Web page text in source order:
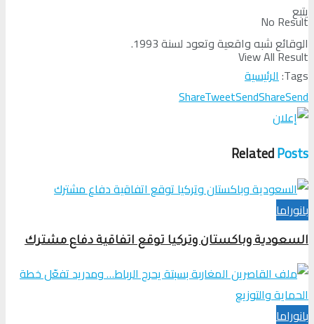
No Result
View All Result
يتبع
الوقائع شبه واقعية وتعود لسنة 1993.
Tags: الرئيسية
ShareTweetSendShareSend
RelatedPosts
بانوراما
السعودية وباكستان وتركيا توقع اتفاقية دفاع مشترك
بانوراما